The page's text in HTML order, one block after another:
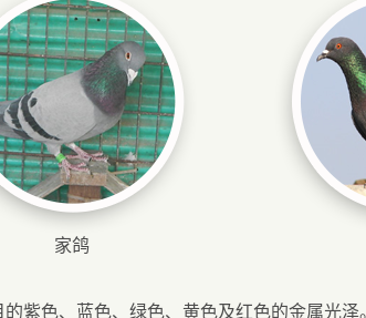
家鸽
紫色、蓝色、绿色、黄色及红色的金属光